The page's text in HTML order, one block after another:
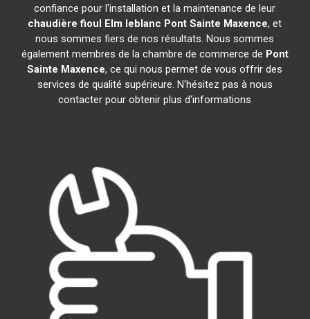
confiance pour l'installation et la maintenance de leur
chaudière fioul Elm leblanc Pont Sainte Maxence, et
nous sommes fiers de nos résultats. Nous sommes
également membres de la chambre de commerce de Pont
Sainte Maxence, ce qui nous permet de vous offrir des
services de qualité supérieure. N'hésitez pas à nous
contacter pour obtenir plus d'informations